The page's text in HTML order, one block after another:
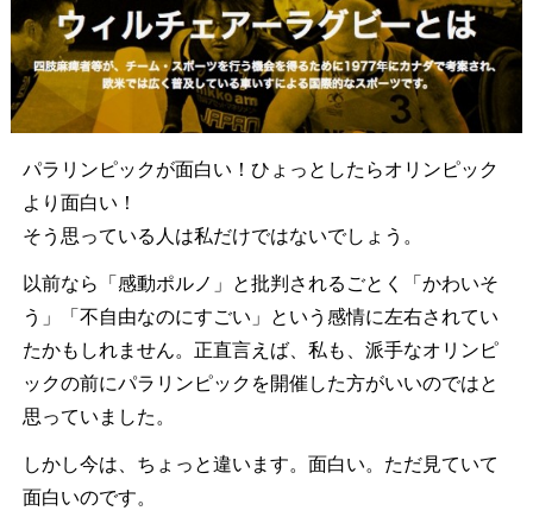
パラリンピックが面白い！ひょっとしたらオリンピック
より面白い！
そう思っている人は私だけではないでしょう。
以前なら「感動ポルノ」と批判されるごとく「かわいそ
う」「不自由なのにすごい」という感情に左右されてい
たかもしれません。正直言えば、私も、派手なオリンピ
ックの前にパラリンピックを開催した方がいいのではと
思っていました。
しかし今は、ちょっと違います。面白い。ただ見ていて
面白いのです。